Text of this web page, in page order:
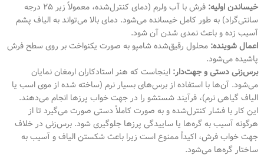
خیساندن اولیه:
فرش با آب ولرم (دمای کنترل‌شده، معمولاً زیر ۲۵ درجه
سانتی‌گراد) به طور کامل خیسانده می‌شود. دمای بالا می‌تواند به الیاف پشم
آسیب زده و باعث نمدی شدن آن شود.
اعمال شوینده: محلول رقیق‌شده شامپو به صورت یکنواخت بر روی سطح فرش
پاشیده می‌شود.
برس‌زنی دستی و جهت‌دار: اینجاست که هنر استادکاران ارمغان نمایان
می‌شود. آن‌ها با استفاده از برس‌های بسیار نرم (ساخته شده از موی اسب یا
الیاف گیاهی نرم)، فرآیند شستشو را در جهت خواب پرزها انجام می‌دهند.
این کار با فشار کنترل‌شده و به صورت کاملاً دستی صورت می‌گیرد تا از
هرگونه آسیب به گره‌ها یا ساییدگی پرزها جلوگیری شود. برس‌زنی در خلاف
جهت خواب فرش، اکیداً ممنوع است زیرا باعث شکستن الیاف و آسیب به
ساختار گره‌ها می‌شود.